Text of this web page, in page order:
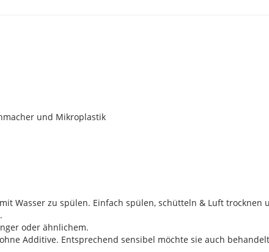
und Mikroplastik
Wasser zu spülen. Einfach spülen, schütteln & Luft trocknen
oder ähnlichem.
Additive. Entsprechend sensibel möchte sie auch